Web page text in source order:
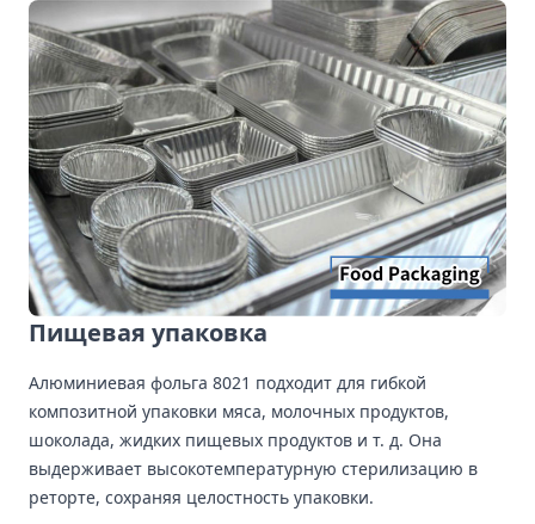
Пищевая упаковка
Алюминиевая фольга 8021 подходит для гибкой
композитной упаковки мяса, молочных продуктов,
шоколада, жидких пищевых продуктов и т. д. Она
выдерживает высокотемпературную стерилизацию в
реторте, сохраняя целостность упаковки.